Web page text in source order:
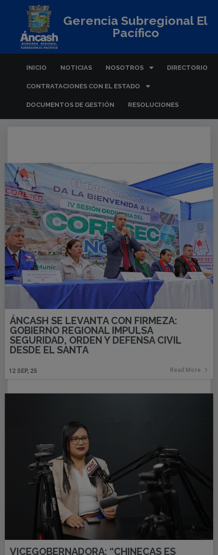
Gerencia Subregional El
Pacífico
INICIO NOTICIAS NOSOTROS DIRECTORIO
CONTRATACIONES CON EL ESTADO
DOCUMENTOS DE GESTIÓN RESOLUCIONES
ÁNCASH SE LEVANTA CON FIRMEZA:
GOBIERNO REGIONAL IMPULSA
SEGURIDAD, ORDEN Y DEFENSA CIVIL
DESDE EL SANTA
12 SEP, 25 Read More
VICEGOBERNADORA: “CHINECAS ES